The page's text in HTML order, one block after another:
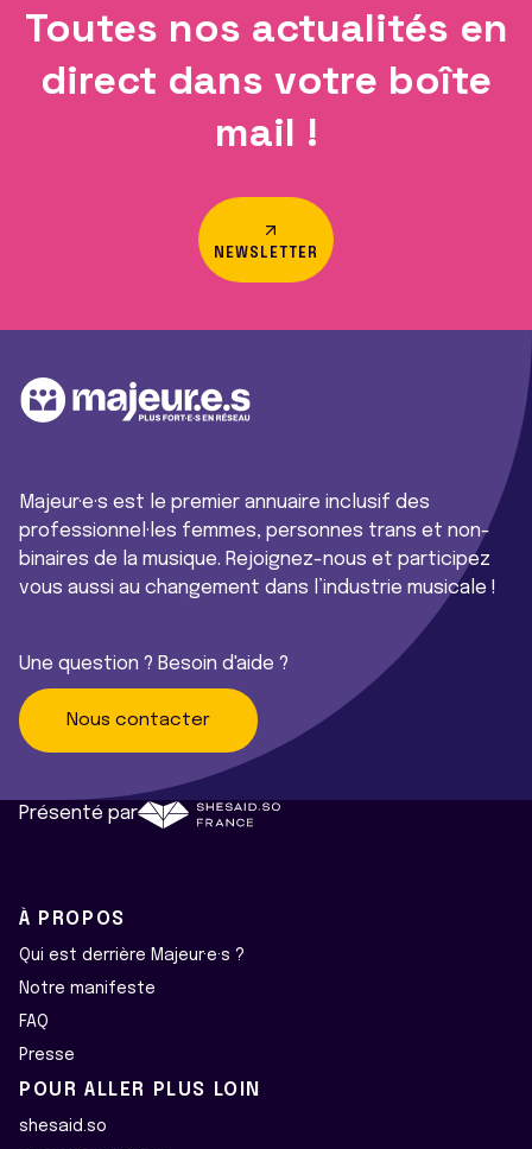
Toutes nos actualités en
direct dans votre boîte
mail !
NEWSLETTER
Majeur·e·s est le premier annuaire inclusif des
professionnel·les femmes, personnes trans et non-
binaires de la musique. Rejoignez-nous et participez
vous aussi au changement dans l’industrie musicale !
Une question ? Besoin d'aide ?
Nous contacter
Présenté par
À PROPOS
Qui est derrière Majeur·e·s ?
Notre manifeste
FAQ
Presse
POUR ALLER PLUS LOIN
shesaid.so